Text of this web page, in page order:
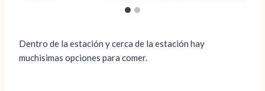
Dentro de la estación y cerca de la estación hay
muchisimas opciones para comer.